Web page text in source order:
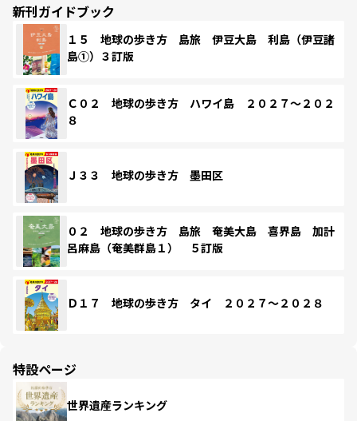
新刊ガイドブック
１５ 地球の歩き方 島旅 伊豆大島 利島（伊豆諸
島①）３訂版
Ｃ０２ 地球の歩き方 ハワイ島 ２０２７～２０２
８
Ｊ３３ 地球の歩き方 墨田区
０２ 地球の歩き方 島旅 奄美大島 喜界島 加計
呂麻島（奄美群島１） ５訂版
Ｄ１７ 地球の歩き方 タイ ２０２７～２０２８
特設ページ
世界遺産ランキング